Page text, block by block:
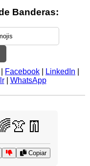
Banderas:
Facebook LinkedIn
| WhatsApp
Copiar